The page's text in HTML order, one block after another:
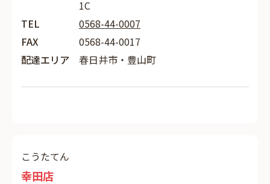
1C
TEL
0568-44-0007
FAX
0568-44-0017
配達エリア
春日井市・豊山町
こうたてん
幸田店